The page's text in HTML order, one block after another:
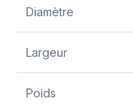
Diamètre
Largeur
Poids